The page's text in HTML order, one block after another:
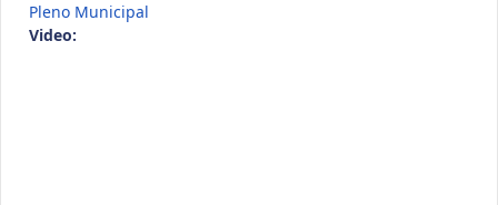
Pleno Municipal
Video: